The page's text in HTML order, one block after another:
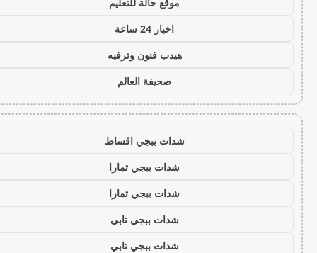
اخبار 24 ساعة
هيدب فنون وترفيه
صحيفة العالم
شدات ببجي اقساط
شدات ببجي تمارا
شدات ببجي تمارا
شدات ببجي تابي
شدات ببجي تابي